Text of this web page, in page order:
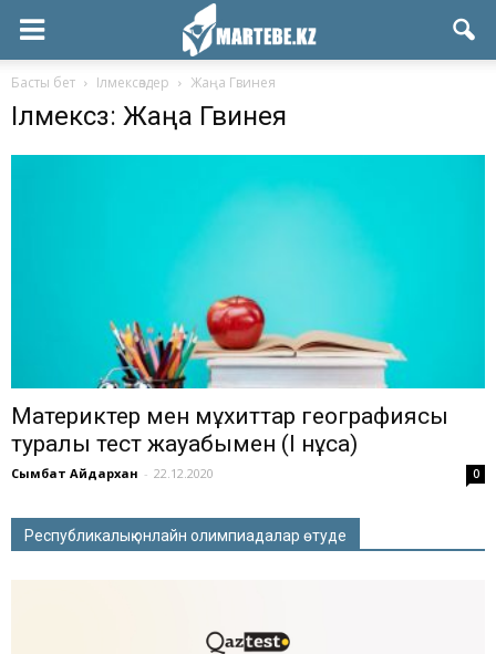
Басты бет Ілмексөздер Жаңа Гвинея
Ілмексөз: Жаңа Гвинея
Материктер мен мұхиттар географиясы
туралы тест жауабымен (І нұсқа)
Сымбат Айдархан - 22.12.2020 0
Республикалық онлайн олимпиадалар өтуде